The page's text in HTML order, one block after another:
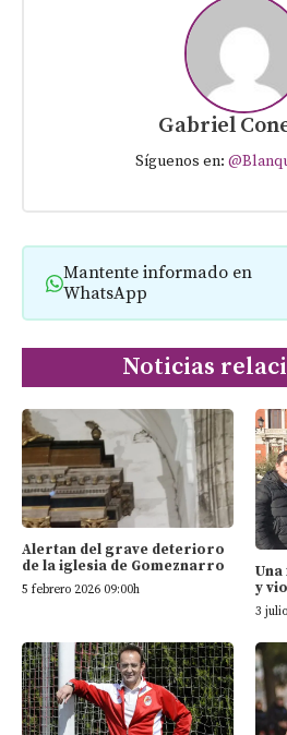
Gabriel
Síguenos en:
Mantente informado en
WhatsApp
Noticias
Alertan del grave deterioro
de la iglesia de Gomeznarro
5 febrero 2026 09:00h
y
3